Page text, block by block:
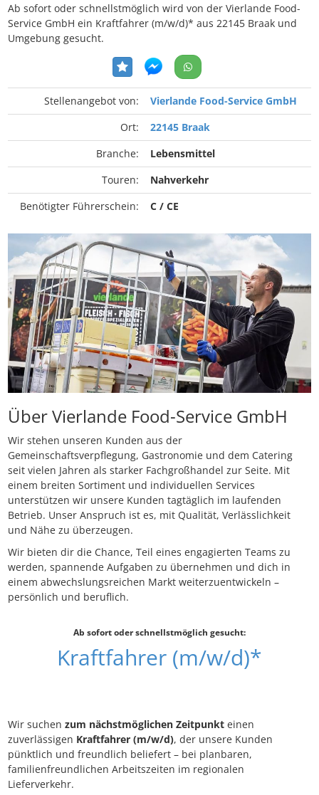
Ab sofort oder schnellstmöglich wird von der Vierlande Food-
Service GmbH ein Kraftfahrer (m/w/d)* aus 22145 Braak und
Umgebung gesucht.
Stellenangebot von:
Vierlande Food-Service GmbH
Ort:
22145 Braak
Branche:
Lebensmittel
Touren:
Nahverkehr
Benötigter Führerschein:
C / CE
Über Vierlande Food-Service GmbH
Wir stehen unseren Kunden aus der
Gemeinschaftsverpflegung, Gastronomie und dem Catering
seit vielen Jahren als starker Fachgroßhandel zur Seite. Mit
einem breiten Sortiment und individuellen Services
unterstützen wir unsere Kunden tagtäglich im laufenden
Betrieb. Unser Anspruch ist es, mit Qualität, Verlässlichkeit
und Nähe zu überzeugen.
Wir bieten dir die Chance, Teil eines engagierten Teams zu
werden, spannende Aufgaben zu übernehmen und dich in
einem abwechslungsreichen Markt weiterzuentwickeln –
persönlich und beruflich.
Ab sofort oder schnellstmöglich gesucht:
Kraftfahrer (m/w/d)*
Wir suchen zum nächstmöglichen Zeitpunkt einen
zuverlässigen Kraftfahrer (m/w/d), der unsere Kunden
pünktlich und freundlich beliefert – bei planbaren,
familienfreundlichen Arbeitszeiten im regionalen
Lieferverkehr.